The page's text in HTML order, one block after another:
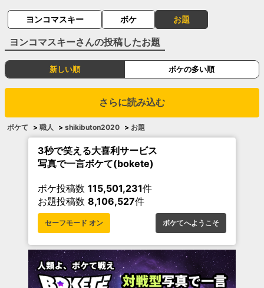
ヨンコマスキー ボケ お題
ヨンコマスキーさんの投稿したお題
新しい順 ボケの多い順
さらに読み込む
ボケて > 職人 > shikibuton2020 > お題
3秒で笑える大喜利サービス
写真で一言ボケて(bokete)
ボケ投稿数 115,501,231件
お題投稿数 8,106,527件
セーフモード オン ボケてへようこそ